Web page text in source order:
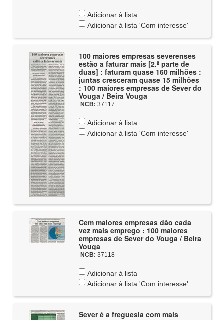
Adicionar à lista
Adicionar à lista 'Com interesse'
100 maiores empresas severenses
estão a faturar mais [2.ª parte de
duas] : faturam quase 160 milhões :
juntas cresceram quase 15 milhões
: 100 maiores empresas de Sever do
Vouga / Beira Vouga
NCB: 37117
Adicionar à lista
Adicionar à lista 'Com interesse'
Cem maiores empresas dão cada
vez mais emprego : 100 maiores
empresas de Sever do Vouga / Beira
Vouga
NCB: 37118
Adicionar à lista
Adicionar à lista 'Com interesse'
Sever é a freguesia com mais